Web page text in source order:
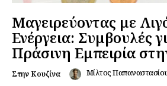
Μαγειρεύοντας με
Ενέργεια: Συμβουλές
Πράσινη Εμπειρία
Στην Κουζίνα Μίλτος